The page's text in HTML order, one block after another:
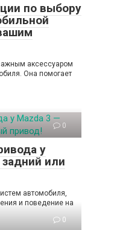
по выбору
аксессуаром
Она помогает
0
у
или
автомобиля,
и поведение на
0